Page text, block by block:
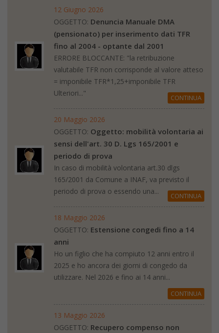
12 Giugno 2026
OGGETTO: Denuncia Manuale DMA
(pensionato) per inserimento dati TFR
fino al 2004 - optante dal 2001
ERRORE BLOCCANTE: "la retribuzione
valutabile TFR non corrisponde al valore atteso
= imponibile TFR*1,25+imponibile TFR
Ulteriori..."
CONTINUA
20 Maggio 2026
OGGETTO: Oggetto: mobilità volontaria ai
sensi dell'art. 30 D. Lgs 165/2001 e
periodo di prova
In caso di mobilità volontaria art.30 dlgs
165/2001 da Comune a INAF, va previsto il
periodo di prova o essendo una...
CONTINUA
18 Maggio 2026
OGGETTO: Estensione congedi fino a 14
anni
Ho un figlio che ha compiuto 12 anni entro il
2025 e ho ancora dei giorni di congedo da
utilizzare. Nel 2026 e fino ai 14 anni...
CONTINUA
13 Maggio 2026
OGGETTO: Recupero compenso non